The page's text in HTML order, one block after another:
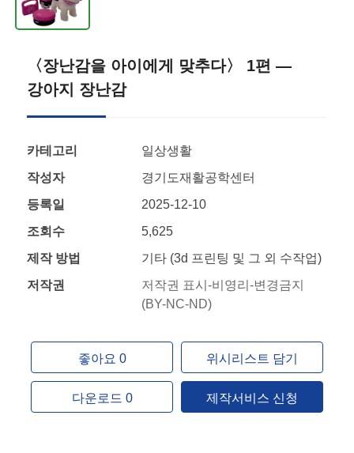
〈장난감을 아이에게 맞추다〉 1편 —
강아지 장난감
카테고리
일상생활
작성자
경기도재활공학센터
등록일
2025-12-10
조회수
5,625
제작 방법
기타 (3d 프린팅 및 그 외 수작업)
저작권
저작권 표시-비영리-변경금지
(BY-NC-ND)
좋아요 0 위시리스트 담기
다운로드 0 제작서비스 신청